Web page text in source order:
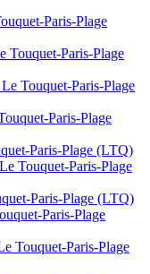
Paris-Plage
Touquet-Paris-Plage
Touquet-Paris-Plage
Paris-Plage
Paris-Plage (LTQ)
Touquet-Paris-Plage
Paris-Plage (LTQ)
Paris-Plage
Touquet-Paris-Plage